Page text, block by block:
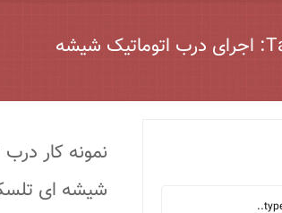
Tag Archives: اجرای درب اتوماتیک شیشه
ّنمونه کار درب
شیشه ای